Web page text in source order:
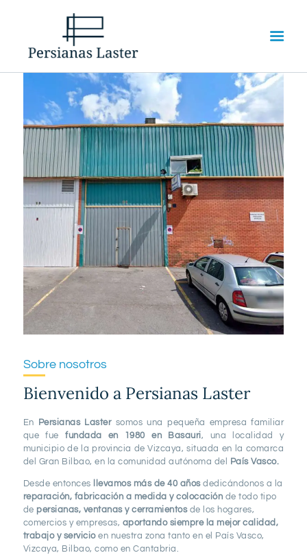
INICIO
SERVICIOS
SOBRE NOSOTROS
CONTACTO
Bilbao
944 260 024
Sobre nosotros
Bienvenido a Persianas Laster
En Persianas Laster somos una pequeña empresa familiar
que fue fundada en 1980 en Basauri, una localidad y
municipio de la provincia de Vizcaya, situada en la comarca
del Gran Bilbao, en la comunidad autónoma del
País Vasco.
Desde entonces llevamos más de 40 añosdedicándonos a la
reparación, fabricación a medida y colocación de todo tipo
de persianas, ventanas y cerramientosde los hogares,
comercios y empresas, aportando siempre la mejor calidad,
trabajo y servicioen nuestra zona tanto en el País Vasco,
Vizcaya, Bilbao, como en Cantabria.